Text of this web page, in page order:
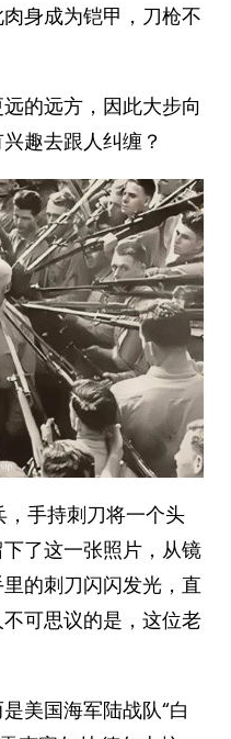
身成为铠甲，刀枪不
的远方，因此大步向
趣去跟人纠缠？
手持刺刀将一个头
了这一张照片，从镜
的刺刀闪闪发光，直
可思议的是，这位老
美国海军陆战队“白